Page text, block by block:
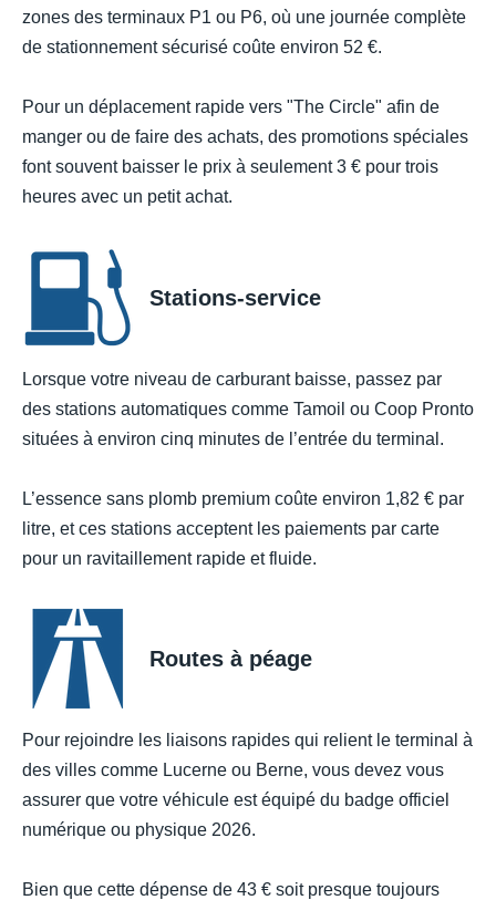
zones des terminaux P1 ou P6, où une journée complète
de stationnement sécurisé coûte environ 52 €.
Pour un déplacement rapide vers "The Circle" afin de
manger ou de faire des achats, des promotions spéciales
font souvent baisser le prix à seulement 3 € pour trois
heures avec un petit achat.
Stations-service
Lorsque votre niveau de carburant baisse, passez par
des stations automatiques comme Tamoil ou Coop Pronto
situées à environ cinq minutes de l’entrée du terminal.
L’essence sans plomb premium coûte environ 1,82 € par
litre, et ces stations acceptent les paiements par carte
pour un ravitaillement rapide et fluide.
Routes à péage
Pour rejoindre les liaisons rapides qui relient le terminal à
des villes comme Lucerne ou Berne, vous devez vous
assurer que votre véhicule est équipé du badge officiel
numérique ou physique 2026.
Bien que cette dépense de 43 € soit presque toujours